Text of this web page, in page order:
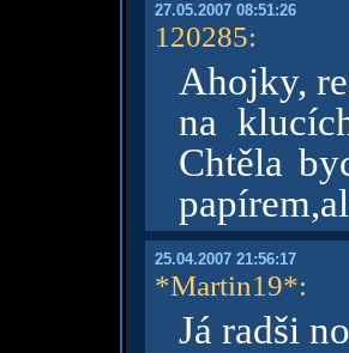
27.05.2007 08:51:26
120285:
Ahojky,
na
Chtěla
25.04.2007 21:56:17
*Martin19*:
Já radši